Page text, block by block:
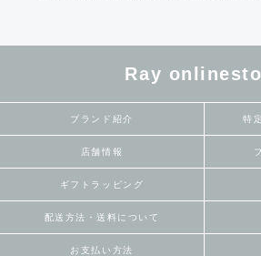
Ray
ブランド紹介
店舗情報
ギフトラッピング
配送方法・送料について
お支払い方法
特